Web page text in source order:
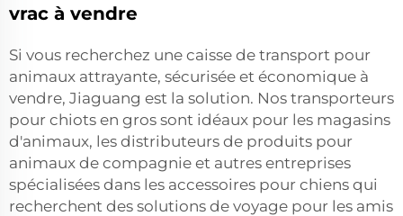
vrac à vendre
Si vous recherchez une caisse de transport pour
animaux attrayante, sécurisée et économique à
vendre, Jiaguang est la solution. Nos transporteurs
pour chiots en gros sont idéaux pour les magasins
d'animaux, les distributeurs de produits pour
animaux de compagnie et autres entreprises
spécialisées dans les accessoires pour chiens qui
recherchent des solutions de voyage pour les amis